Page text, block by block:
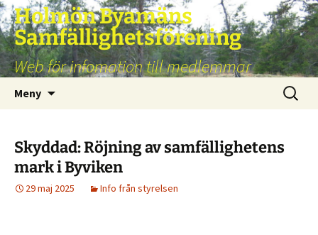
Hoppa
till
innehåll
Holmön Byamäns
Samfällighetsförening
Web för infomation till medlemmar
Meny
Sök
efter:
Skyddad: Röjning av samfällighetens
mark i Byviken
29 maj 2025 Info från styrelsen